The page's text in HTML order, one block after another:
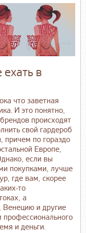
в
что заветная
И это понятно,
происходят
свой гардероб
причем по гораздо
Европе,
если вы
покупками, лучше
где вам, скорее
то
а
Венецию и другие
профессионального
и деньги.